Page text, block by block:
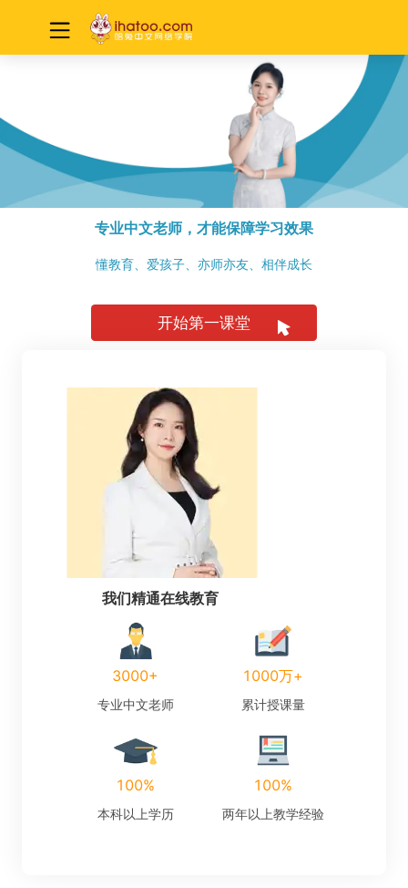
专业中文老师，才能保障学习效果
懂教育、爱孩子、亦师亦友、相伴成长
开始第一课堂
我们精通在线教育
3000+
专业中文老师
1000万+
累计授课量
100%
本科以上学历
100%
两年以上教学经验